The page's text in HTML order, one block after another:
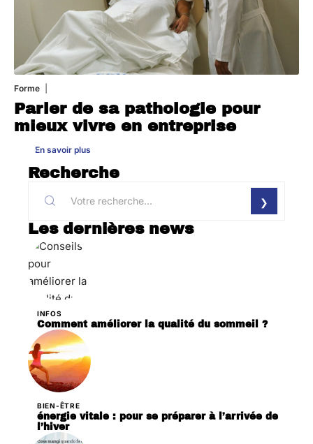
Forme
Parler de sa pathologie pour
mieux vivre en entreprise
En savoir plus
Recherche
Les dernières news
INFOS
Comment améliorer la qualité du sommeil ?
BIEN-ÊTRE
énergie vitale : pour se préparer à l’arrivée de
l’hiver